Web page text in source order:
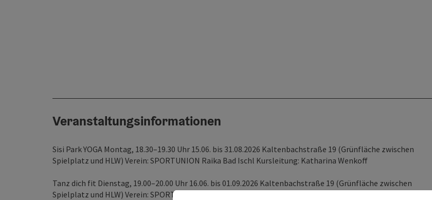
Veranstaltungsinformationen
Sisi Park YOGA Montag, 18.30–19.30 Uhr 15.06. bis 31.08.2026 Kaltenbachstraße 19 (Grünfläche zwischen
Spielplatz und HLW) Verein: SPORTUNION Raika Bad Ischl Kursleitung: Katharina Wenkoff
Tanz dich fit Dienstag, 19.00–20.00 Uhr 16.06. bis 01.09.2026 Kaltenbachstraße 19 (Grünfläche zwischen
Spielplatz und HLW) Verein: SPORTUNION Raika Bad Ischl Kursleitung: Katharina Zwettler Finanziert von: Sisi